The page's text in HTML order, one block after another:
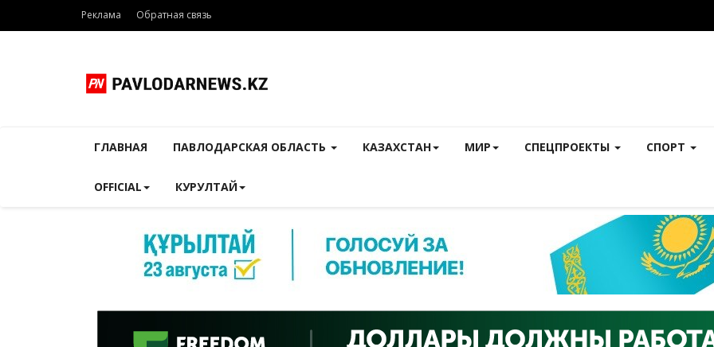
Реклама Обратная связь
ГЛАВНАЯ ПАВЛОДАРСКАЯ ОБЛАСТЬ КАЗАХСТАН МИР СПЕЦПРОЕКТЫ СПОРТ
OFFICIAL КУРУЛТАЙ